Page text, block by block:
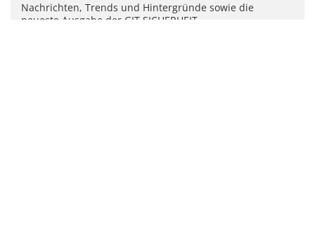
Nachrichten, Trends und Hintergründe sowie die
neueste Ausgabe der GIT SICHERHEIT